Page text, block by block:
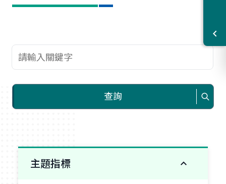
查詢關鍵字
查詢
主題指標